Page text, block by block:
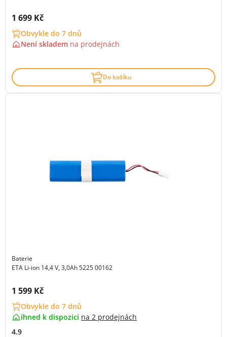
Cena s DPH:
1 699 Kč
Obvykle do 7 dnů
Není skladem na prodejnách
Do košíku
Baterie
ETA Li-ion 14,4 V, 3,0Ah 5225 00162
Cena s DPH:
1 599 Kč
Obvykle do 7 dnů
ihned k dispozici na 2 prodejnách
4.9